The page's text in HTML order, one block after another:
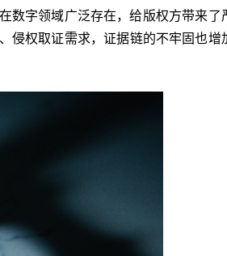
数字领域广泛存在，给版权方带来了
侵权取证需求，证据链的不牢固也增